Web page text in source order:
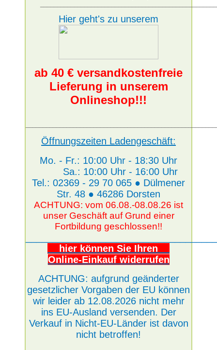
Hier geht's zu unserem
ab 40 € versandkostenfreie
Lieferung in unserem
Onlineshop!!!
Öffnungszeiten Ladengeschäft:
Mo. - Fr.: 10:00 Uhr - 18:30 Uhr
Sa.: 10:00 Uhr - 16:00 Uhr
Tel.: 02369 - 29 70 065 ● Dülmener
Str. 48 ● 46286 Dorsten
ACHTUNG: vom 06.08.-08.08.26 ist
unser Geschäft auf Grund einer
Fortbildung geschlossen!!
hier können Sie Ihren
Online-Einkauf widerrufen
ACHTUNG: aufgrund geänderter
gesetzlicher Vorgaben der EU können
wir leider ab 12.08.2026 nicht mehr
ins EU-Ausland versenden. Der
Verkauf in Nicht-EU-Länder ist davon
nicht betroffen!